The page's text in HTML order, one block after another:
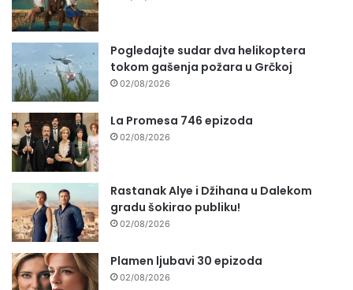
Pogledajte sudar dva helikoptera
tokom gašenja požara u Grčkoj
02/08/2026
La Promesa 746 epizoda
02/08/2026
Rastanak Alye i Džihana u Dalekom
gradu šokirao publiku!
02/08/2026
Plamen ljubavi 30 epizoda
02/08/2026